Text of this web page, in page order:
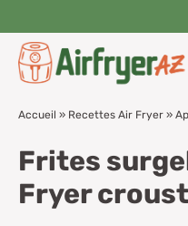
contenu
Accueil » Recettes Air Fryer »
Frites
Fryer